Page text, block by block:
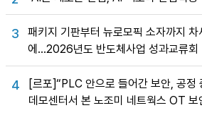
3
패키지 기판부터 뉴로모픽 소자까지
에…2026년도 반도체사업 성과교류회
4
[르포]“PLC 안으로 들어간 보안, 공정
데모센터서 본 노조미 네트웍스 OT 보